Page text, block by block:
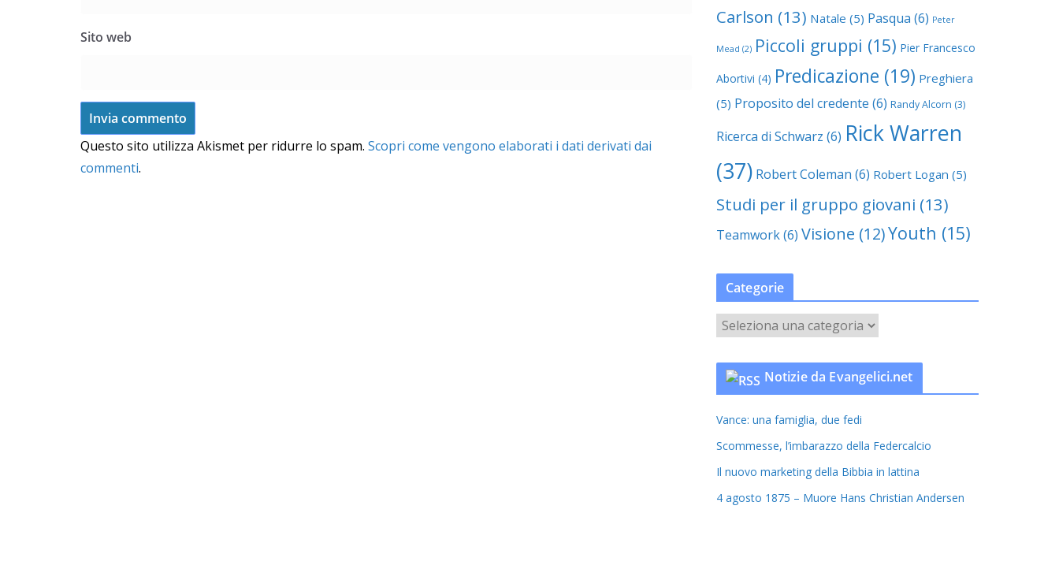
Sito web
Questo sito utilizza Akismet per ridurre lo spam. Scopri come vengono elaborati i dati derivati dai
commenti.
Carlson (13) Natale (5) Pasqua (6) Peter
Mead (2) Piccoli gruppi (15) Pier Francesco
Abortivi (4) Predicazione (19) Preghiera
(5) Proposito del credente (6) Randy Alcorn (3)
Ricerca di Schwarz (6) Rick Warren
(37) Robert Coleman (6) Robert Logan (5)
Studi per il gruppo giovani (13)
Teamwork(6) Visione (12)Youth (15)
Categorie
a
t
o
r
e
Notizie da Evangelici.net
Vance: una famiglia, due fedi
Scommesse, l’imbarazzo della Federcalcio
Il nuovo marketing della Bibbia in lattina
4 agosto 1875 – Muore Hans Christian Andersen